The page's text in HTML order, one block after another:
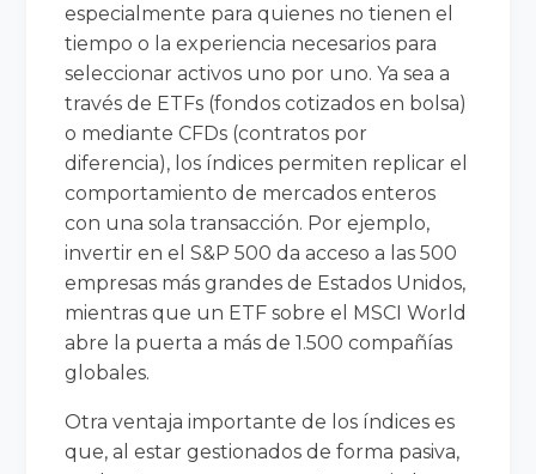
especialmente para quienes no tienen el
tiempo o la experiencia necesarios para
seleccionar activos uno por uno. Ya sea a
través de ETFs (fondos cotizados en bolsa)
o mediante CFDs (contratos por
diferencia), los índices permiten replicar el
comportamiento de mercados enteros
con una sola transacción. Por ejemplo,
invertir en el S&P 500 da acceso a las 500
empresas más grandes de Estados Unidos,
mientras que un ETF sobre el MSCI World
abre la puerta a más de 1.500 compañías
globales.
Otra ventaja importante de los índices es
que, al estar gestionados de forma pasiva,